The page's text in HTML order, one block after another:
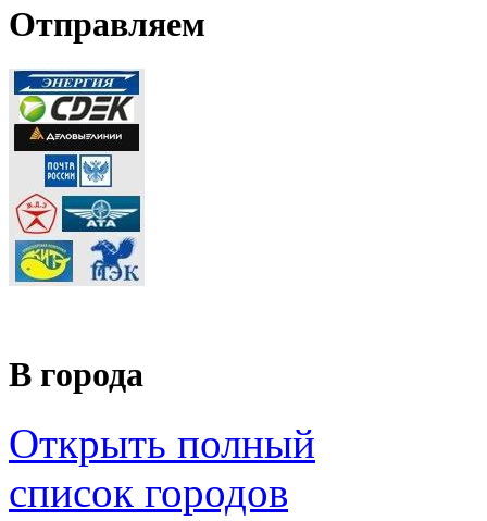
Отправляем
В города
Открыть полный
список городов